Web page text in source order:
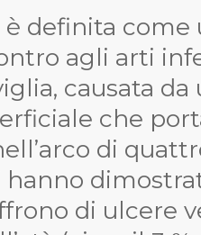
è definita
agli arti
causata
che
di
hanno
di ulcere